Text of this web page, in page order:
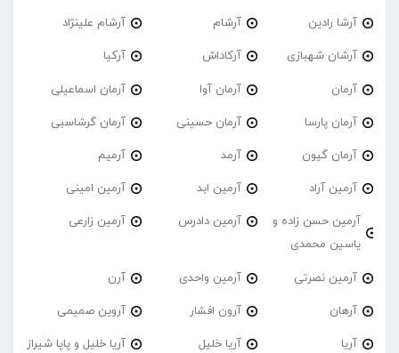
آرشا رادین آرشام آرشام علینژاد
آرشان شهبازی آرکاداش آرکیا
آرمان آرمان آوا آرمان اسماعیلی
آرمان پارسا آرمان حسینی آرمان گرشاسبی
آرمان گیون آرمد آرمیم
آرمین آراد آرمین ابد آرمین امینی
آرمین حسن زاده و
یاسین محمدی
آرمین دادرس آرمین زارعی
آرمین نصرتی آرمین واحدی آرن
آرهان آرون افشار آروین صمیمی
آریا آریا خلیل آریا خلیل و پاپا شیراز